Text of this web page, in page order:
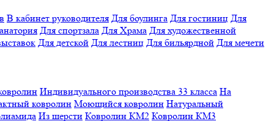
В кабинет руководителя Для боулинга Для гостиниц Для
Для спортзала Для Храма Для художественной
Для детской Для лестниц Для бильярдной Для мечети
Индивидуального производства 33 класса На
ковролин Моющийся ковролин Натуральный
Из шерсти Ковролин КМ2 Ковролин КМ3